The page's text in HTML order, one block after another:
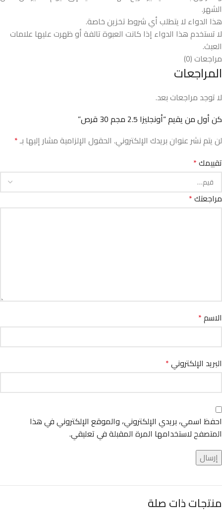
الشهر.
هذا الدواء لا يتطلب أي شروط تخزين خاصة.
لا تستخدم هذا الدواء إذا كانت العبوة تالفة أو ظهرت عليها علامات
العبث.
مراجعات (0)
المراجعات
لا توجد مراجعات بعد.
كن أول من يقيم “أونجليزا 2.5 مجم 30 قرص”
لن يتم نشر عنوان بريدك الإلكتروني. الحقول الإلزامية مشار إليها بـ*
تقييمك*
مراجعتك*
الاسم*
البريد الإلكتروني*
احفظ اسمي، بريدي الإلكتروني، والموقع الإلكتروني في هذا
المتصفح لاستخدامها المرة المقبلة في تعليقي.
منتجات ذات صلة